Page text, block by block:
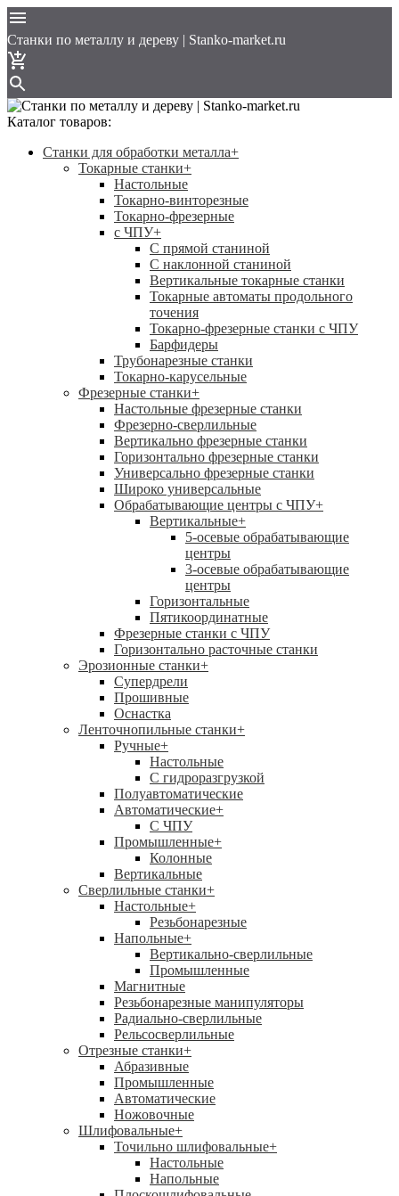
Cтанки по металлу и дереву | Stanko-market.ru
Каталог товаров:
Станки для обработки металла+
Токарные станки+
Настольные
Токарно-винторезные
Токарно-фрезерные
с ЧПУ+
С прямой станиной
C наклонной станиной
Вертикальные токарные станки
Токарные автоматы продольного
точения
Токарно-фрезерные станки с ЧПУ
Барфидеры
Трубонарезные станки
Токарно-карусельные
Фрезерные станки+
Настольные фрезерные станки
Фрезерно-сверлильные
Вертикально фрезерные станки
Горизонтально фрезерные станки
Универсально фрезерные станки
Широко универсальные
Обрабатывающие центры с ЧПУ+
Вертикальные+
5-осевые обрабатывающие
центры
3-осевые обрабатывающие
центры
Горизонтальные
Пятикоординатные
Фрезерные станки с ЧПУ
Горизонтально расточные станки
Эрозионные станки+
Супердрели
Прошивные
Оснастка
Ленточнопильные станки+
Ручные+
Настольные
С гидроразгрузкой
Полуавтоматические
Автоматические+
С ЧПУ
Промышленные+
Колонные
Вертикальные
Сверлильные станки+
Настольные+
Резьбонарезные
Напольные+
Вертикально-сверлильные
Промышленные
Магнитные
Резьбонарезные манипуляторы
Радиально-сверлильные
Рельсосверлильные
Отрезные станки+
Абразивные
Промышленные
Автоматические
Ножовочные
Шлифовальные+
Точильно шлифовальные+
Настольные
Напольные